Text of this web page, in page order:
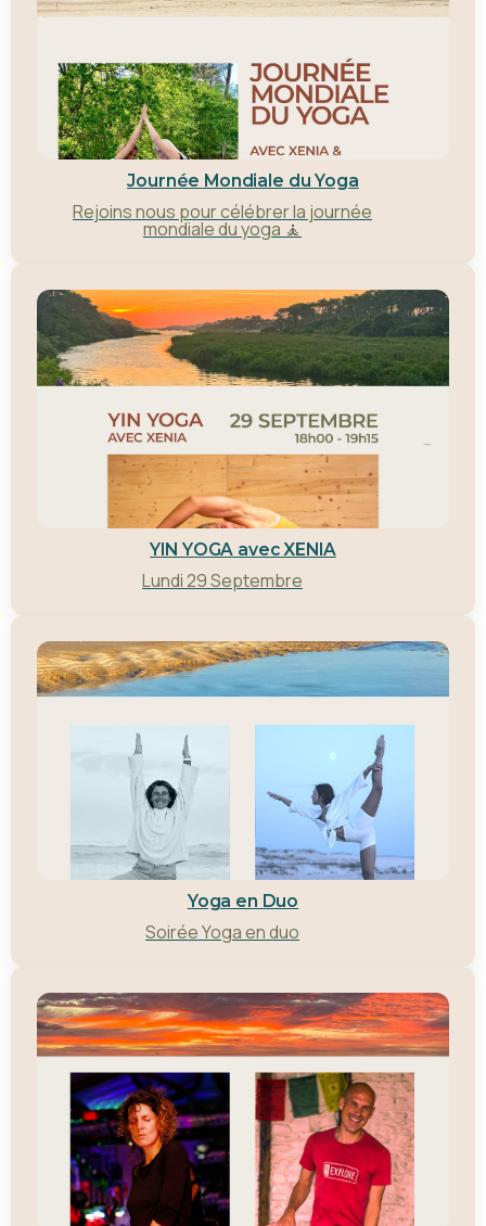
Journée Mondiale du Yoga
Rejoins nous pour célébrer la journée
mondiale du yoga 🧘
YIN YOGA avec XENIA
Lundi 29 Septembre
Yoga en Duo
Soirée Yoga en duo